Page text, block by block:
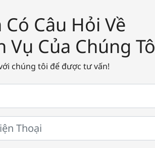
Có Câu Hỏi Về
Vụ Của Chúng
chúng tôi để được tư vấn!